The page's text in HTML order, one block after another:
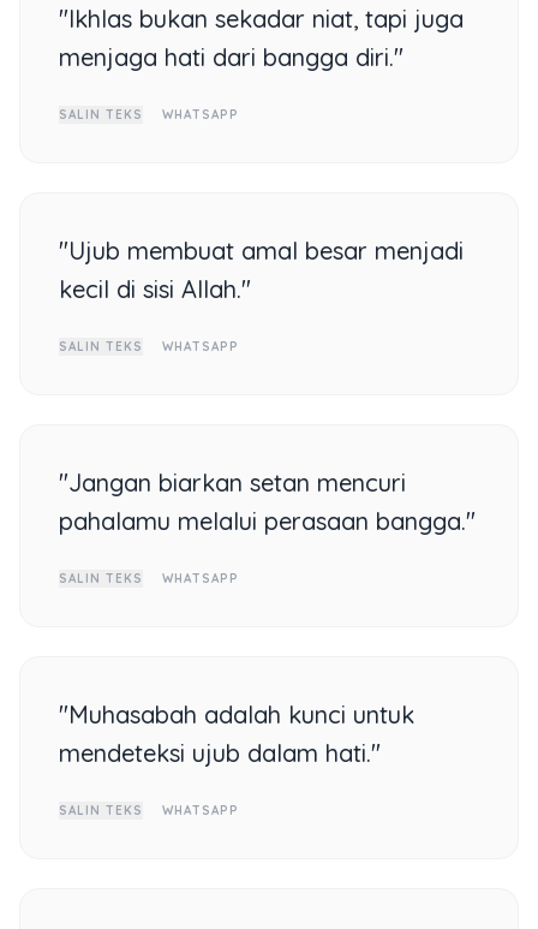
"Ikhlas bukan sekadar niat, tapi juga
menjaga hati dari bangga diri."
SALIN TEKS WHATSAPP
"Ujub membuat amal besar menjadi
kecil di sisi Allah."
SALIN TEKS WHATSAPP
"Jangan biarkan setan mencuri
pahalamu melalui perasaan bangga."
SALIN TEKS WHATSAPP
"Muhasabah adalah kunci untuk
mendeteksi ujub dalam hati."
SALIN TEKS WHATSAPP